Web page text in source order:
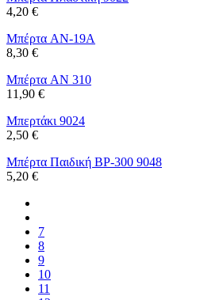
4,20 €
Μπέρτα AN-19A
8,30 €
Μπέρτα AN 310
11,90 €
Μπερτάκι 9024
2,50 €
Μπέρτα Παιδική BP-300 9048
5,20 €
7
8
9
10
11